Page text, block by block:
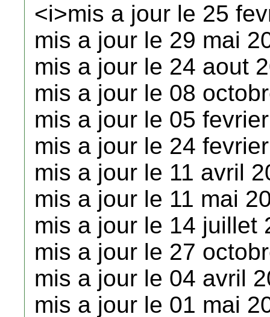
<i>mis a jour le 25
mis a jour le 29 mai
mis a jour le 24 aout
mis a jour le 08
mis a jour le 05
mis a jour le 24
mis a jour le 11 avril
mis a jour le 11 mai
mis a jour le 14 juillet
mis a jour le 27
mis a jour le 04 avril
mis a jour le 01 mai